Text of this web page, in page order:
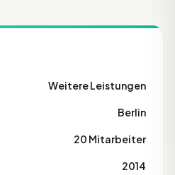
Weitere Leistungen
Berlin
20 Mitarbeiter
2014